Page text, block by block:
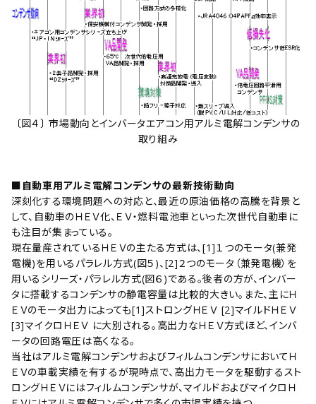
〔図４〕 市場動向とインバータエアコン用アルミ電解コンデンサの
取り組み
■自動車用アルミ電解コンデンサの最新技術動向
深刻化する環境問題への対応と、最近の原油価格の高騰を背景と
して、自動車のＨＥＶ化、ＥＶ・燃料電池車といった次世代自動車に
も注目が集まっている。
現在量産されているＨＥＶの主たる方式は、[1]１つのモータ(兼発
電機)を用いるパラレル方式(図５)、[2]２つのモータ（兼発電機）を
用いるシリーズ・パラレル方式(図６)である。後者の方が、インバー
タに搭載するコンデンサの静電容量は比較的大きい。また、主にＨ
ＥＶのモータ出力によっても[1]ストロングＨＥＶ [2]マイルドＨＥＶ
[3]マイクロＨＥＶ に大別される。高出力なＨＥＶ方式ほど、インバ
ータの回路電圧は高くなる。
当社はアルミ電解コンデンサおよびフィルムコンデンサにおいてＨ
ＥＶの車載実績を有するが現時点で、高出力モータを駆動するスト
ロングＨＥＶにはフィルムコンデンサが、マイルドおよびマイクロＨ